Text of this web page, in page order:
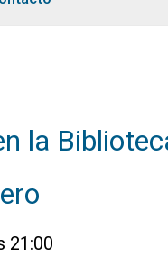
la
21:00